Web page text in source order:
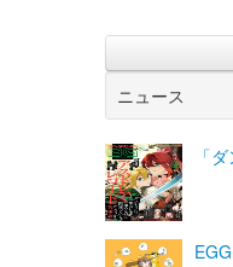
ニュース
「